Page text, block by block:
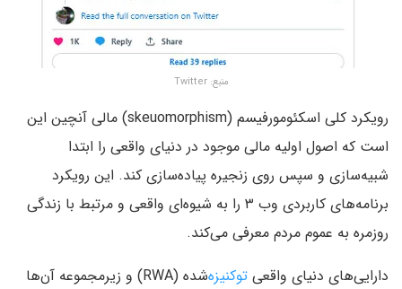
منبع: Twitter
رویکرد کلی اسکئومورفیسم (skeuomorphism) مالی آنچین این
است که اصول اولیه مالی موجود در دنیای واقعی را ابتدا
شبیه‌سازی و سپس روی زنجیره پیاده‌سازی کند. این رویکرد
برنامه‌های کاربردی وب ۳ را به ‌شیوه‌ای واقعی و مرتبط با زندگی
روزمره به عموم مردم معرفی می‌کند.
دارایی‌های دنیای واقعی توکنیزه‌
شده (RWA) و زیرمجموعه آن‌ها